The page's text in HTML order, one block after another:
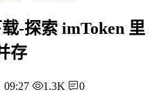
-探索 imToken 里
存
09:27 1.3K 0